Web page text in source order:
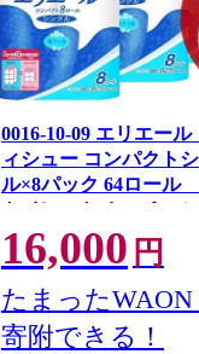
0016-10-09 エリエー
ィシュー コンパクト
ル×8パック 64ロール
トイレットペーパー
100％ 香りつき 日用品
16,000 円
たまったWAON
寄附できる！